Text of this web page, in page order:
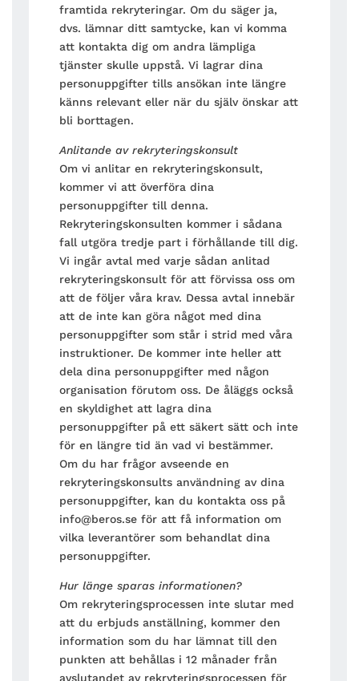
framtida rekryteringar. Om du säger ja,
dvs. lämnar ditt samtycke, kan vi komma
att kontakta dig om andra lämpliga
tjänster skulle uppstå. Vi lagrar dina
personuppgifter tills ansökan inte längre
känns relevant eller när du själv önskar att
bli borttagen.
Anlitande av rekryteringskonsult
Om vi anlitar en rekryteringskonsult,
kommer vi att överföra dina
personuppgifter till denna.
Rekryteringskonsulten kommer i sådana
fall utgöra tredje part i förhållande till dig.
Vi ingår avtal med varje sådan anlitad
rekryteringskonsult för att förvissa oss om
att de följer våra krav. Dessa avtal innebär
att de inte kan göra något med dina
personuppgifter som står i strid med våra
instruktioner. De kommer inte heller att
dela dina personuppgifter med någon
organisation förutom oss. De åläggs också
en skyldighet att lagra dina
personuppgifter på ett säkert sätt och inte
för en längre tid än vad vi bestämmer.
Om du har frågor avseende en
rekryteringskonsults användning av dina
personuppgifter, kan du kontakta oss på
info@beros.se för att få information om
vilka leverantörer som behandlat dina
personuppgifter.
Hur länge sparas informationen?
Om rekryteringsprocessen inte slutar med
att du erbjuds anställning, kommer den
information som du har lämnat till den
punkten att behållas i 12 månader från
avslutandet av rekryteringsprocessen för